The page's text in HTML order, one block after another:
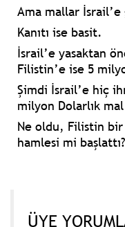
Ama mallar İsrail’e
Kanıtı ise basit.
İsrail’e yasaktan
Filistin’e ise 5
Şimdi İsrail’e hiç
milyon Dolarlık
Ne oldu, Filistin
hamlesi mi başlattı?
ÜYE